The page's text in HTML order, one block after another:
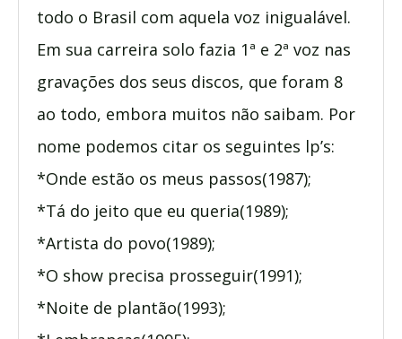
todo o Brasil com aquela voz inigualável.
Em sua carreira solo fazia 1ª e 2ª voz nas
gravações dos seus discos, que foram 8
ao todo, embora muitos não saibam. Por
nome podemos citar os seguintes lp’s:
*Onde estão os meus passos(1987);
*Tá do jeito que eu queria(1989);
*Artista do povo(1989);
*O show precisa prosseguir(1991);
*Noite de plantão(1993);